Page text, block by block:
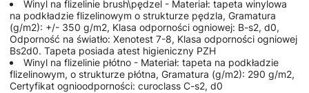
Winyl na flizelinie brush\pędzel - Materiał: tapeta winylowa
na podkładzie flizelinowym o strukturze pędzla, Gramatura
(g/m2): +/- 350 g/m2, Klasa odporności ogniowej: B-s2, d0,
Odporność na światło: Xenotest 7-8, Klasa odporności ogniowej
Bs2d0. Tapeta posiada atest higieniczny PZH
Winyl na flizelinie płótno - Materiał: tapeta na podkładzie
flizelinowym, o strukturze płótna, Gramatura (g/m2): 290 g/m2,
Certyfikat ognioodporności: curoclass C-s2, d0